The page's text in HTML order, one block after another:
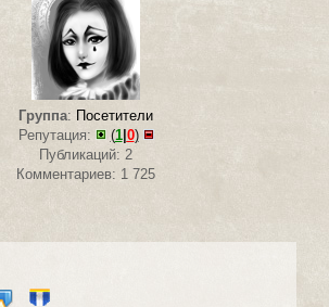
Группа: Посетители
Репутация:
(1| 0)
Публикаций: 2
Комментариев: 1 725